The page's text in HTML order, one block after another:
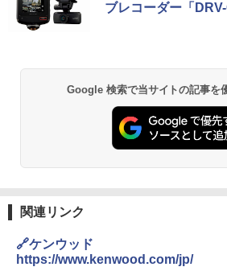
ブレコーダー「DRV-
Google 検索で当サイトの記事を
関連リンク
🔗ケンウッド
https://www.kenwood.com/jp/